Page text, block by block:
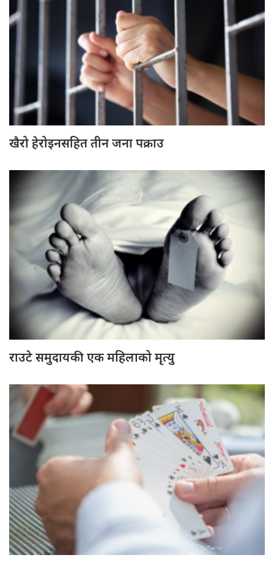
खैरो हेरोइनसहित तीन जना पक्राउ
राउटे समुदायकी एक महिलाको मृत्यु